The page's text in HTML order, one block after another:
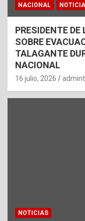
NACIONAL
PRESIDENTE
SOBRE
TALAGANTE
NACIONAL
16 julio, 2026
NOTICIAS